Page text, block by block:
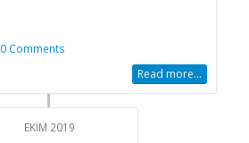
0 Comments
Read more...
EKIM 2019